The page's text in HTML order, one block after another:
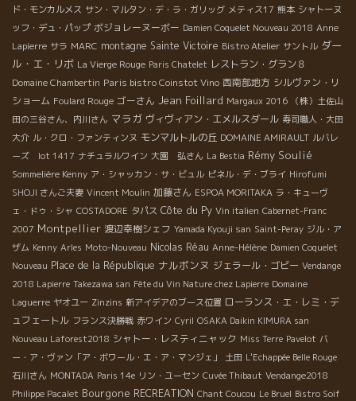
ド・モンカルメス サン・マルタン・デ・ラ・ガリッグ メティス17 熊本 シャトーヌ
ッフ・デュ・パップ ボジョレーヌーボー Damien Coquelet Nouveau 2018 Anne
Lapierre サラ MARC montagne Sainte Victoire Bistro Atelier サントル ダー
ル・エ・リボ La Vierge Rouge Paris Chatelet レストラン・グラン８
Domaine Chambertin Paris bistro Coinstot Vino 西南部地方 シルヴァン・リ
ショーム Foulard Rouge ゴーさん Jean Foillard Margaux 2016
（株）土佐山
田の三谷さん、内川さん マラガ ヴィヴィアン・エメルスダール 寿司職人・大田
大介 ル・クロ・ファンティンヌ モンマルトルの丘 DOMAINE AMIRAULT ルバレ
ーズ lot 1417 ナチュラルワイン 大園 弘さん La Bestia Rémy Soulié
Sommelière Kenny ア・シャッカン・サ・ビュル ピネル・デ・ブライ Hirofumi
SHOJI さんご夫妻 Vincent Moulin 加藤さん ESPOA MORITAKA ラ・キューヴ
ェ・ドゥ・シャ COSTADORE タパス Côte du Py Vin italien Cabernet-Franc
2007 Montpellier 渡辺幸樹シェフ Yamada Kyouji san Saint-Peray ジル・ア
ザム Kenny Arles Moto-Nouveau Nicolas Réau Anne-Hélène Damien Coquelet
Nouveau Place de la République ナルボンヌ ジェラール・ゴビー Vendange
2018 Lapierre Takezawa san Fête du Vin Nature chez Lapierre Domaine
Laguerre ヤオユー Zinzins 新アイデアのブース位置 ローランス・エ・レミ・デ
ュフェートル フランス決勝戦 赤ワイン Cyril OSAKA Daikin KIMURA san
Nouveau Laforest2018 シャトー・レスティニャック Miss Terre Pavelot バ
ー・ア・ヴァン「ア・ボワール・エ・ア・マンジェ」
土田 L'Echappée Belle Rouge
石川さん MONTADA Paris 14e リン・ユーセン Cuvée Thibaut Vendange2018
Philippe Pacalet Bourgone RECREATION Chant Coucou Le Bruel Bistro Soif